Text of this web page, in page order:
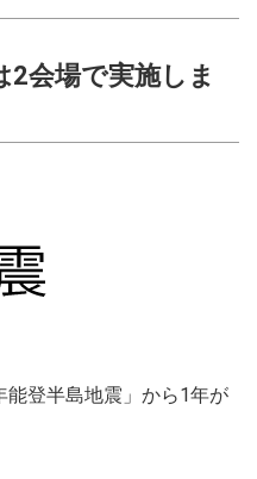
2会場で実施しま
能登半島地震」から1年が